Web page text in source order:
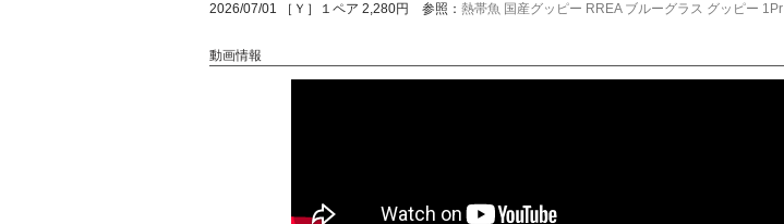
2026/07/01 ［Ｙ］１ペア 2,280円 参照： 熱帯魚 国産グッピー RREA ブルーグラス グッピー 1Pr
動画情報